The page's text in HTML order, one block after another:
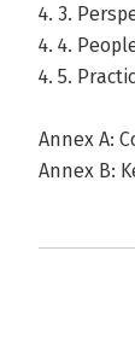
4. 3.
4. 4.
4. 5.
Annex A:
Annex B: